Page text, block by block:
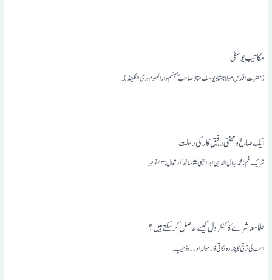
مکاتیبِ یوسفی
(حضرت اقدس مولانا شاہ یوسف متالا صاحبمہتمم دارالعلوم بری انگلینڈ)…
ایک صالح ومحنتی رفیق ِکار کی رحلت
شریک غم: محمد ہلال الدین ابراہیمی# سانحہٴ ارتحال: ۳/نومبر…
علما معاشرے کا کنٹرول کیسے حاصل کرسکتے ہیں؟
امت کی ترقی کا پندرہ نکاتی فارمولہ اور روڈ میپ…